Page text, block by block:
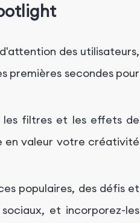
des utilisateurs,
premières secondes pour
les filtres et les effets de
en valeur votre créativité
populaires, des défis et
et incorporez-les